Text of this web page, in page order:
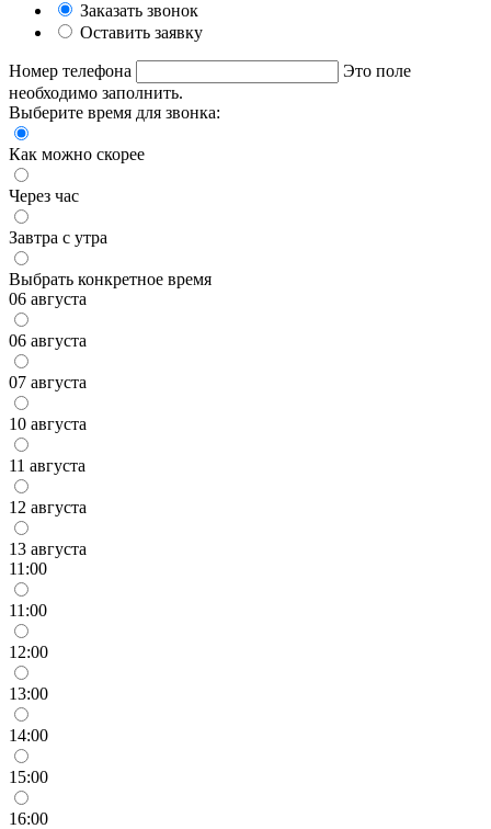
Заказать звонок
Оставить заявку
Номер телефона
Это поле
необходимо заполнить.
Выберите время для звонка:
Как можно скорее
Через час
Завтра с утра
Выбрать конкретное время
06 августа
06 августа
07 августа
10 августа
11 августа
12 августа
13 августа
11:00
11:00
12:00
13:00
14:00
15:00
16:00